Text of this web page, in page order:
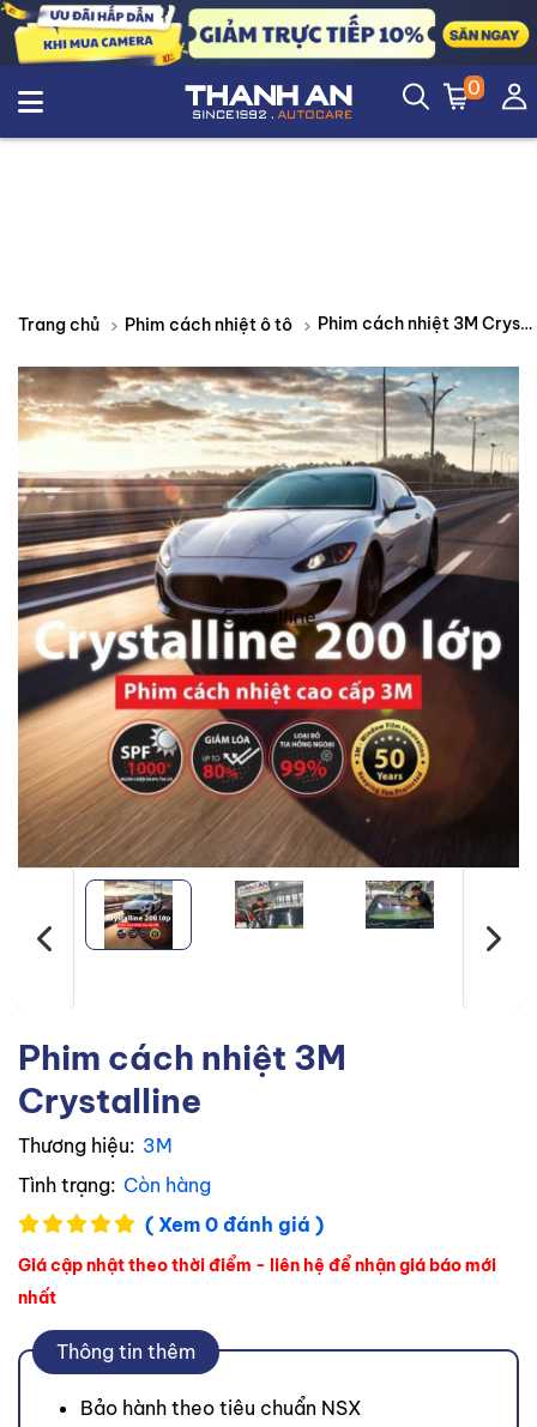
0
Trang chủ Phim cách nhiệt ô tô Phim cách nhiệt 3M Crystalline
Phim cách nhiệt 3M
Crystalline
Thương hiệu: 3M
Tình trạng: Còn hàng
( Xem 0 đánh giá )
Giá cập nhật theo thời điểm - liên hệ để nhận giá báo mới
nhất
Thông tin thêm
Bảo hành theo tiêu chuẩn NSX